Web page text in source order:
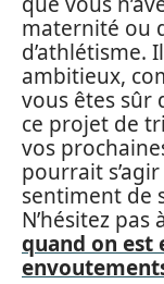
maternité ou
d’athlétisme.
ambitieux,
vous êtes sûr
ce projet de
vos
pourrait
sentiment de
N’hésitez
quand on est